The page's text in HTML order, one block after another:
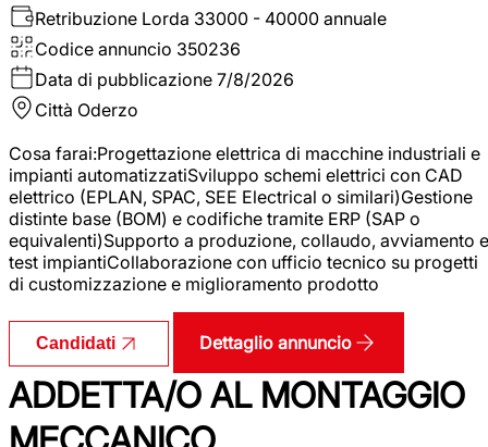
Retribuzione Lorda 33000 - 40000 annuale
Codice annuncio 350236
Data di pubblicazione 7/8/2026
Città Oderzo
Cosa farai:Progettazione elettrica di macchine industriali e
impianti automatizzatiSviluppo schemi elettrici con CAD
elettrico (EPLAN, SPAC, SEE Electrical o similari)Gestione
distinte base (BOM) e codifiche tramite ERP (SAP o
equivalenti)Supporto a produzione, collaudo, avviamento e
test impiantiCollaborazione con ufficio tecnico su progetti
di customizzazione e miglioramento prodotto
Candidati Dettaglio annuncio
ADDETTA/O AL MONTAGGIO